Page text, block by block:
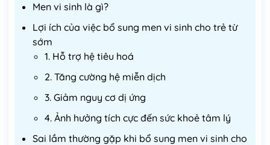
Men vi sinh là gì?
Lợi ích của việc bổ sung men vi sinh cho trẻ từ
sớm
1. Hỗ trợ hệ tiêu hoá
2. Tăng cường hệ miễn dịch
3. Giảm nguy cơ dị ứng
4. Ảnh hưởng tích cực đến sức khoẻ tâm lý
Sai lầm thường gặp khi bổ sung men vi sinh cho